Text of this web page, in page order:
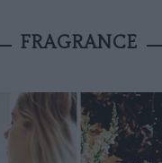
FRAGRANCE